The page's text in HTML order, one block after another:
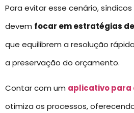
Para evitar esse cenário,
devem focar em estratégias de
que equilibrem a resolução
a preservação do orçamento.
Contar com um aplicativo para
otimiza os processos,